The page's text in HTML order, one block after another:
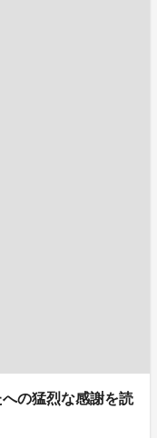
の猛烈な感謝を読